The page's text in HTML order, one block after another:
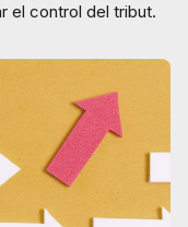
el control del tribut.